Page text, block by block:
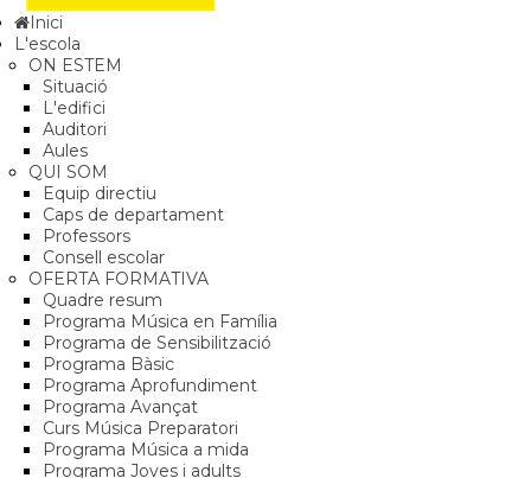
Inici
L'escola
ON ESTEM
Situació
L'edifici
Auditori
Aules
QUI SOM
Equip directiu
Caps de departament
Professors
Consell escolar
OFERTA FORMATIVA
Quadre resum
Programa Música en Família
Programa de Sensibilització
Programa Bàsic
Programa Aprofundiment
Programa Avançat
Curs Música Preparatori
Programa Música a mida
Programa Joves i adults